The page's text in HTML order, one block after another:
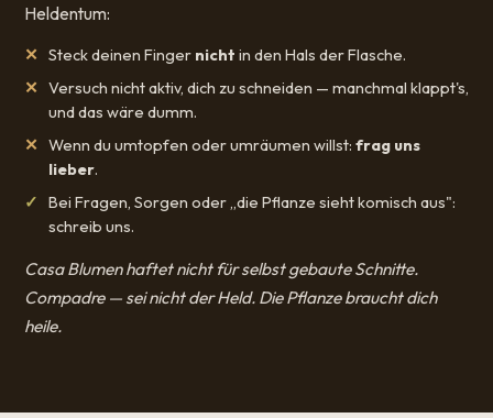
Heldentum:
Steck deinen Finger nicht in den Hals der Flasche.
Versuch nicht aktiv, dich zu schneiden — manchmal klappt's,
und das wäre dumm.
Wenn du umtopfen oder umräumen willst: frag uns
lieber.
Bei Fragen, Sorgen oder „die Pflanze sieht komisch aus":
schreib uns.
Casa Blumen haftet nicht für selbst gebaute Schnitte.
Compadre — sei nicht der Held. Die Pflanze braucht dich
heile.